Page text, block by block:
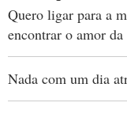
Quero ligar para a
encontrar o amor
Nada com um dia